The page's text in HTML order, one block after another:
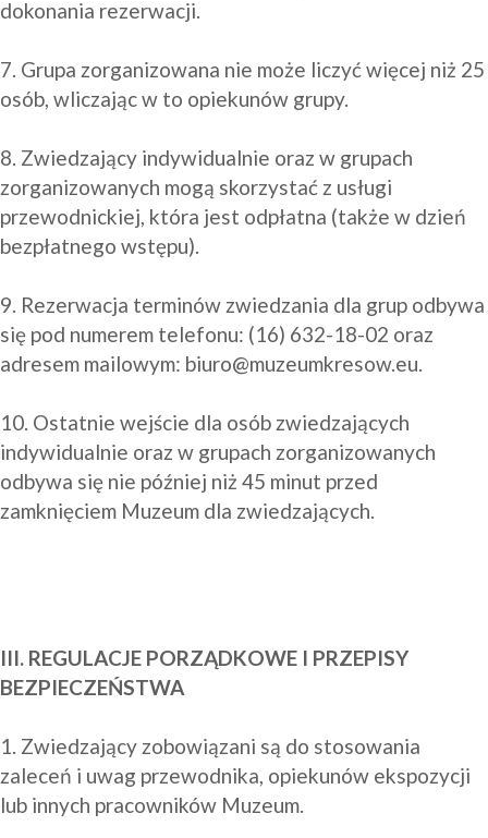
dokonania rezerwacji.
7. Grupa zorganizowana nie może liczyć więcej niż 25
osób, wliczając w to opiekunów grupy.
8. Zwiedzający indywidualnie oraz w grupach
zorganizowanych mogą skorzystać z usługi
przewodnickiej, która jest odpłatna (także w dzień
bezpłatnego wstępu).
9. Rezerwacja terminów zwiedzania dla grup odbywa
się pod numerem telefonu: (16) 632-18-02 oraz
adresem mailowym: biuro@muzeumkresow.eu.
10. Ostatnie wejście dla osób zwiedzających
indywidualnie oraz w grupach zorganizowanych
odbywa się nie później niż 45 minut przed
zamknięciem Muzeum dla zwiedzających.
III. REGULACJE PORZĄDKOWE I PRZEPISY
BEZPIECZEŃSTWA
1. Zwiedzający zobowiązani są do stosowania
zaleceń i uwag przewodnika, opiekunów ekspozycji
lub innych pracowników Muzeum.